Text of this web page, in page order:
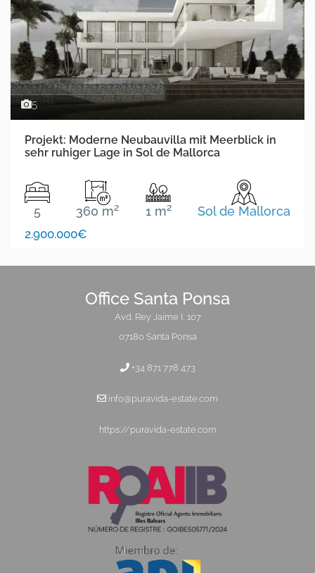
5
Projekt: Moderne Neubauvilla mit Meerblick in
sehr ruhiger Lage in Sol de Mallorca
5 360 m2 1 m2 Sol de Mallorca
2.900.000€
Office Santa Ponsa
Avd. Rey Jaime I, 107
07180 Santa Ponsa
+34 871 778 473
info@puravida-estate.com
https://puravida-estate.com